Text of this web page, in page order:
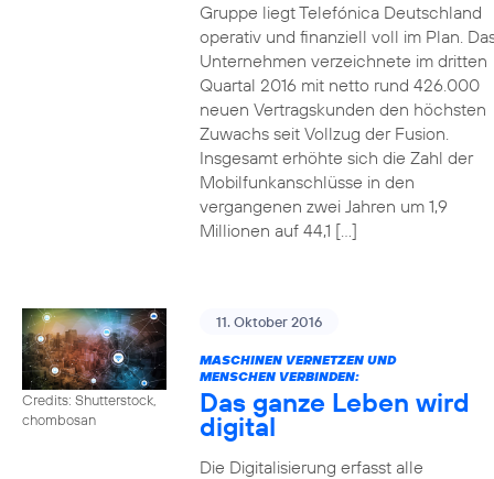
Gruppe liegt Telefónica Deutschland
operativ und finanziell voll im Plan.
Unternehmen verzeichnete im dritten
Quartal 2016 mit netto rund 426.000
neuen Vertragskunden den höchsten
Zuwachs seit Vollzug der Fusion.
Insgesamt erhöhte sich die Zahl der
Mobilfunkanschlüsse in den
vergangenen zwei Jahren um 1,9
Millionen auf 44,1 […]
Credits: Shutterstock,
chombosan
11. Oktober 2016
MASCHINEN VERNETZEN UND
MENSCHEN VERBINDEN:
Das ganze Leben wird
digital
Die Digitalisierung erfasst alle